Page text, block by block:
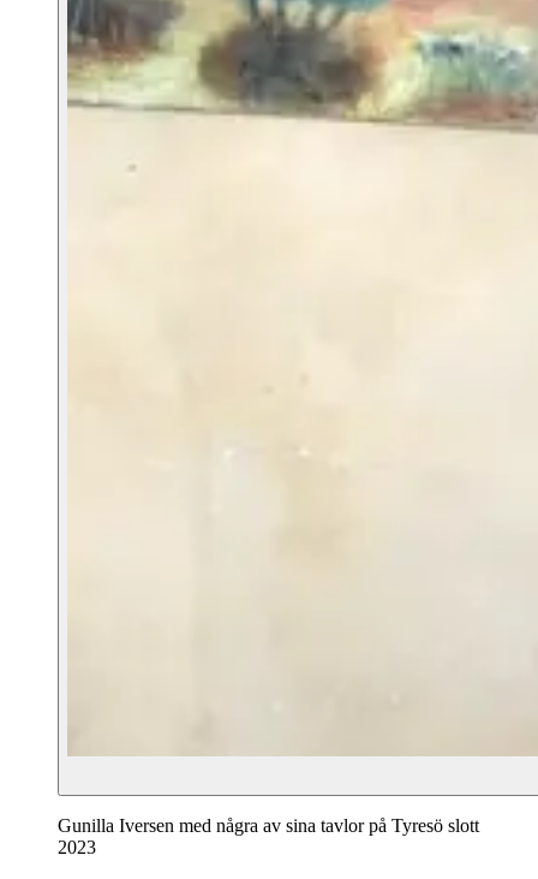
Gunilla Iversen med några av sina tavlor på Tyresö slott
2023